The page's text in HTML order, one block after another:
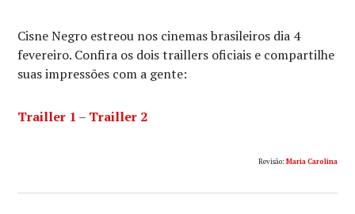
Cisne Negro estreou nos cinemas brasileiros dia 4
fevereiro. Confira os dois traillers oficiais e compartilhe
suas impressões com a gente:
Trailler 1 – Trailler 2
Revisão:Maria Carolina